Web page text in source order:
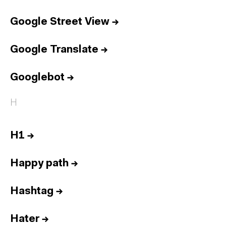
Google Street View →
Google Translate →
Googlebot →
H
H1 →
Happy path →
Hashtag →
Hater→